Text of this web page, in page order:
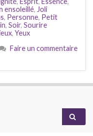
ensoleillé, Joli
, Personne, Petit
, Soir, Sourire
, Yeux
Faire un commentaire